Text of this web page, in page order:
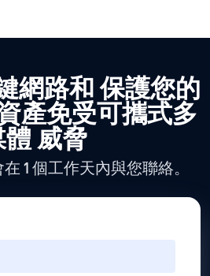
網路和保護您的
產免受可攜式多
體 威脅
1 個工作天內與您聯絡。